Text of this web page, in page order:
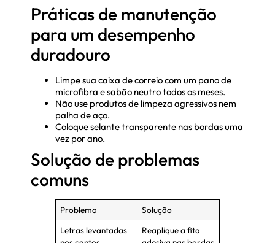
Práticas de manutenção
para um desempenho
duradouro
Limpe sua caixa de correio com um pano de
microfibra e sabão neutro todos os meses.
Não use produtos de limpeza agressivos nem
palha de aço.
Coloque selante transparente nas bordas uma
vez por ano.
Solução de problemas
comuns
Problema
Solução
Letras levantadas
Reaplique a fita